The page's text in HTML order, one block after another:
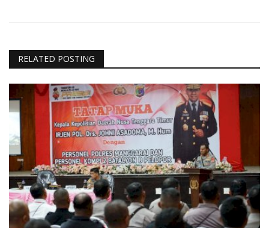
RELATED POSTING